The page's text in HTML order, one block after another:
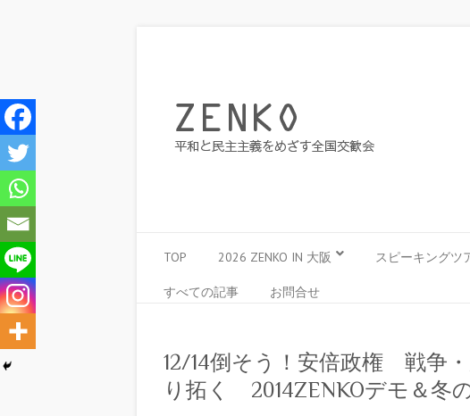
TOP 2026 ZENKO IN 大阪 スピーキングツ
すべての記事 お問合せ
12/14倒そう！安倍政権 戦争
り拓く 2014ZENKOデモ＆冬